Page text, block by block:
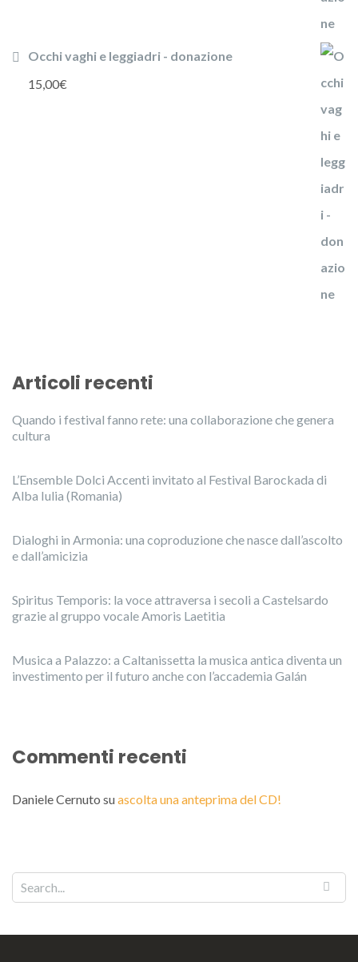
Occhi vaghi e leggiadri - donazione
15,00€
Articoli recenti
Quando i festival fanno rete: una collaborazione che genera
cultura
L’Ensemble Dolci Accenti invitato al Festival Barockada di
Alba Iulia (Romania)
Dialoghi in Armonia: una coproduzione che nasce dall’ascolto
e dall’amicizia
Spiritus Temporis: la voce attraversa i secoli a Castelsardo
grazie al gruppo vocale Amoris Laetitia
Musica a Palazzo: a Caltanissetta la musica antica diventa un
investimento per il futuro anche con l’accademia Galán
Commenti recenti
Daniele Cernuto suascolta una anteprima del CD!